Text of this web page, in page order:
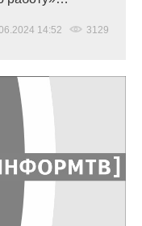
14:52 3129